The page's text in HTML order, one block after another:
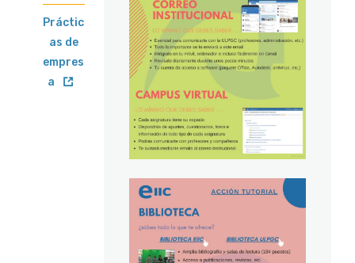
Práctic
as de
empres
a